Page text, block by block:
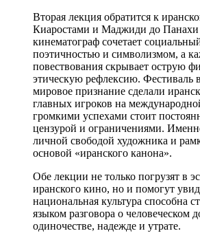
Вторая лекция обратится к
Киаростами и Маджиди до
кинематограф сочетает
поэтичностью и символизмом, а
повествования скрывает острую
этическую рефлексию. Фестиваль
мировое признание сделали
главных игроков на
громкими успехами стоит
цензурой и ограничениями.
личной свободой художника и
основой «иранского канона».
Обе лекции не только погрузят в
иранского кино, но и помогут
национальная культура способна
языком разговора о человеческом
одиночестве, надежде и утрате.